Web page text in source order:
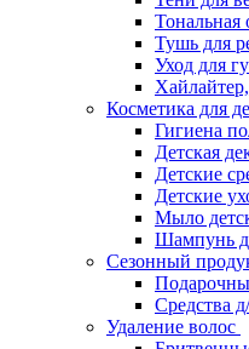
Тональная
Тушь для
Уход для
Косметика для
Гигиена
Детская
Детские
Детские
Мыло
Шампунь
Сезонный
Средства
Удаление волос